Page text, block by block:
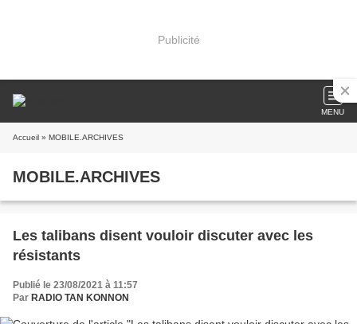
Publicité
MENU
Accueil » MOBILE.ARCHIVES
MOBILE.ARCHIVES
Les talibans disent vouloir discuter avec les
résistants
Publié le 23/08/2021 à 11:57
Par RADIO TAN KONNON